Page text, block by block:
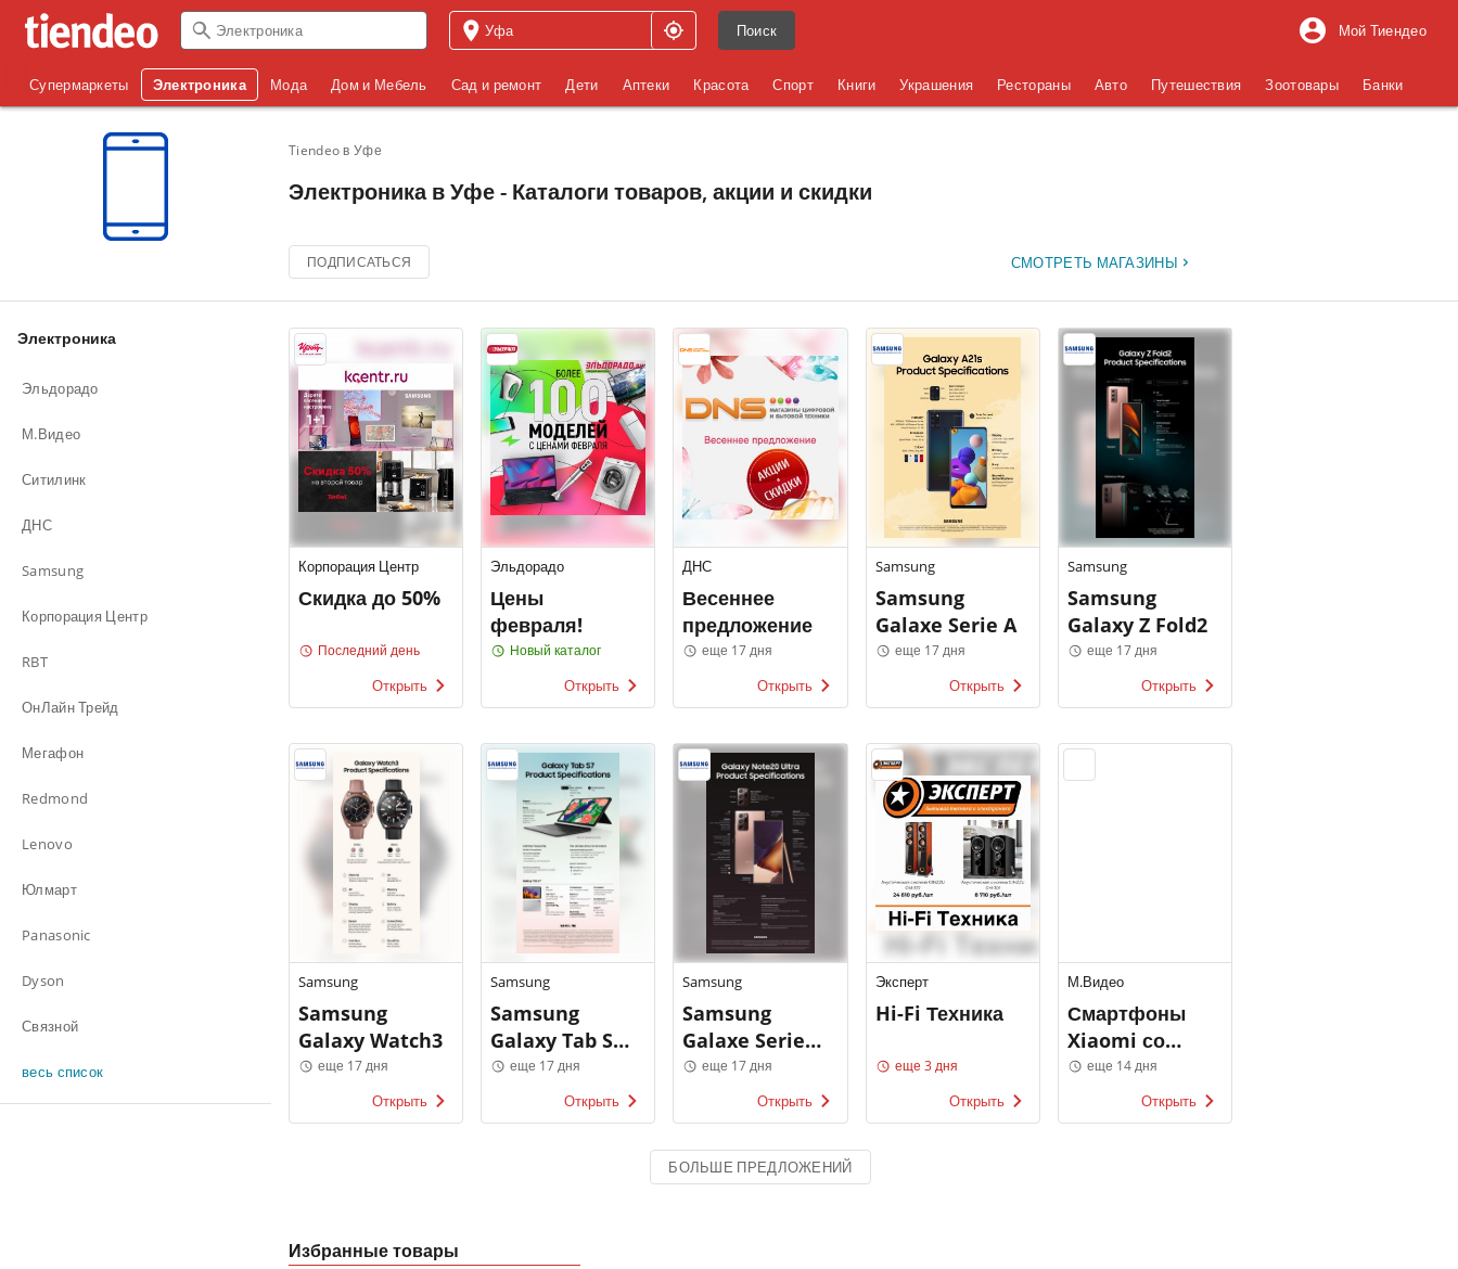
Поиск Мой Тиендео
Супермаркеты Электроника Мода Дом и Мебель Сад и ремонт Дети Аптеки Красота Спорт Книги Украшения Рестораны Авто Путешествия Зоотовары Банки
Tiendeo в Уфе
Электроника в Уфе - Каталоги товаров, акции и скидки
ПОДПИСАТЬСЯ СМОТРЕТЬ МАГАЗИНЫ
Электроника
Эльдорадо
М.Видео
Ситилинк
ДНС
Samsung
Корпорация Центр
RBT
ОнЛайн Трейд
Мегафон
Redmond
Lenovo
Юлмарт
Panasonic
Dyson
Связной
весь список
Корпорация Центр
Скидка до 50%
Последний день
Открыть
Эльдорадо
Цены
февраля!
Новый каталог
Открыть
ДНС
Весеннее
предложение
еще 17 дня
Открыть
Samsung
Samsung
Galaxe Serie A
еще 17 дня
Открыть
Samsung
Samsung
Galaxy Z Fold2
еще 17 дня
Открыть
Samsung
Samsung
Galaxy Watch3
еще 17 дня
Открыть
Samsung
Samsung
Galaxy Tab S7
& S7+
еще 17 дня
Открыть
Samsung
Samsung
Galaxe Serie
Note
еще 17 дня
Открыть
Эксперт
Hi-Fi Техника
еще 3 дня
Открыть
М.Видео
Смартфоны
Xiaomi со
скидкой
еще 14 дня
Открыть
БОЛЬШЕ ПРЕДЛОЖЕНИЙ
Избранные товары